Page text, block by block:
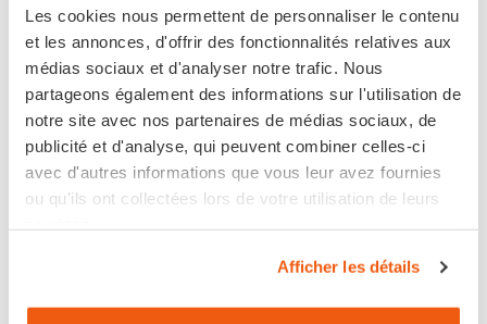
Les cookies nous permettent de personnaliser le contenu
et les annonces, d'offrir des fonctionnalités relatives aux
médias sociaux et d'analyser notre trafic. Nous
partageons également des informations sur l'utilisation de
notre site avec nos partenaires de médias sociaux, de
publicité et d'analyse, qui peuvent combiner celles-ci
avec d'autres informations que vous leur avez fournies
ou qu'ils ont collectées lors de votre utilisation de leurs
Afficher les détails